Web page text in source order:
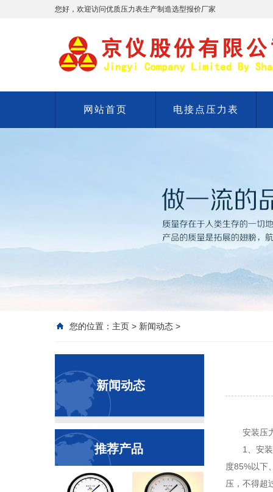
您好，欢迎访问优质压力表生产制造选型报价厂家
网站首页 电接点压力表
您的位置： 主页 > 新闻动态 >
新闻动态
推荐产品
安装压
1、安
度85%以下
压，不得超